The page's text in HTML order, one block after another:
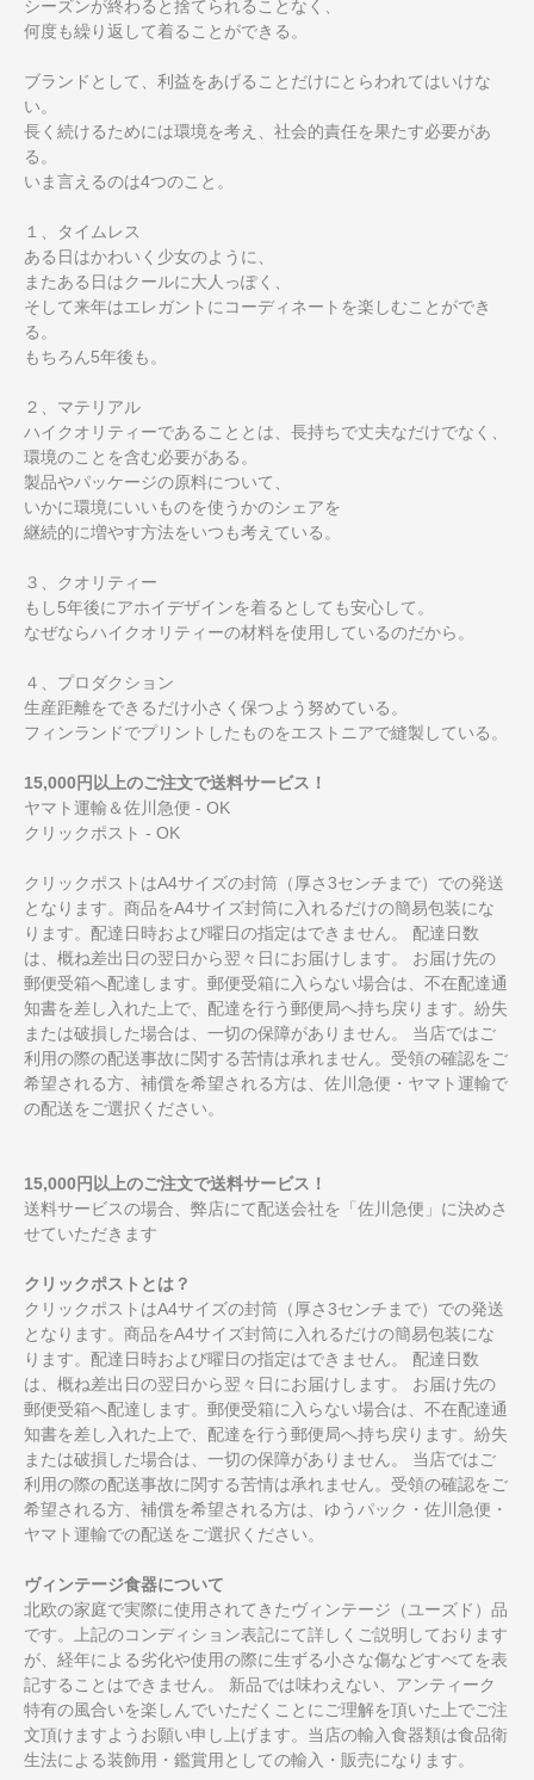
シーズンが終わると捨てられることなく、
何度も繰り返して着ることができる。
ブランドとして、利益をあげることだけにとらわれてはいけな
い。
長く続けるためには環境を考え、社会的責任を果たす必要があ
る。
いま言えるのは4つのこと。
１、タイムレス
ある日はかわいく少女のように、
またある日はクールに大人っぽく、
そして来年はエレガントにコーディネートを楽しむことができ
る。
もちろん5年後も。
２、マテリアル
ハイクオリティーであることとは、長持ちで丈夫なだけでなく、
環境のことを含む必要がある。
製品やパッケージの原料について、
いかに環境にいいものを使うかのシェアを
継続的に増やす方法をいつも考えている。
３、クオリティー
もし5年後にアホイデザインを着るとしても安心して。
なぜならハイクオリティーの材料を使用しているのだから。
４、プロダクション
生産距離をできるだけ小さく保つよう努めている。
フィンランドでプリントしたものをエストニアで縫製している。
15,000円以上のご注文で送料サービス！
ヤマト運輸＆佐川急便 - OK
クリックポスト - OK
クリックポストはA4サイズの封筒（厚さ3センチまで）での発送
となります。商品をA4サイズ封筒に入れるだけの簡易包装にな
ります。配達日時および曜日の指定はできません。 配達日数
は、概ね差出日の翌日から翌々日にお届けします。 お届け先の
郵便受箱へ配達します。郵便受箱に入らない場合は、不在配達通
知書を差し入れた上で、配達を行う郵便局へ持ち戻ります。紛失
または破損した場合は、一切の保障がありません。 当店ではご
利用の際の配送事故に関する苦情は承れません。受領の確認をご
希望される方、補償を希望される方は、佐川急便・ヤマト運輸で
の配送をご選択ください。
15,000円以上のご注文で送料サービス！
送料サービスの場合、弊店にて配送会社を「佐川急便」に決めさ
せていただきます
クリックポストとは？
クリックポストはA4サイズの封筒（厚さ3センチまで）での発送
となります。商品をA4サイズ封筒に入れるだけの簡易包装にな
ります。配達日時および曜日の指定はできません。 配達日数
は、概ね差出日の翌日から翌々日にお届けします。 お届け先の
郵便受箱へ配達します。郵便受箱に入らない場合は、不在配達通
知書を差し入れた上で、配達を行う郵便局へ持ち戻ります。紛失
または破損した場合は、一切の保障がありません。 当店ではご
利用の際の配送事故に関する苦情は承れません。受領の確認をご
希望される方、補償を希望される方は、ゆうパック・佐川急便・
ヤマト運輸での配送をご選択ください。
ヴィンテージ食器について
北欧の家庭で実際に使用されてきたヴィンテージ（ユーズド）品
です。上記のコンディション表記にて詳しくご説明しております
が、経年による劣化や使用の際に生ずる小さな傷などすべてを表
記することはできません。 新品では味わえない、アンティーク
特有の風合いを楽しんでいただくことにご理解を頂いた上でご注
文頂けますようお願い申し上げます。当店の輸入食器類は食品衛
生法による装飾用・鑑賞用としての輸入・販売になります。